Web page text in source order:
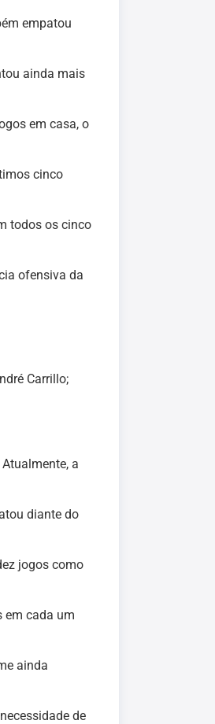
empatou
ainda mais
em casa, o
cinco
todos os cinco
ofensiva da
Carrillo;
a
diante do
jogos como
em cada um
ainda
de